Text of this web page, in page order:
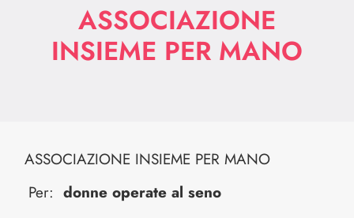
ASSOCIAZIONE
INSIEME PER MANO
ASSOCIAZIONE INSIEME PER MANO
Per: donne operate al seno